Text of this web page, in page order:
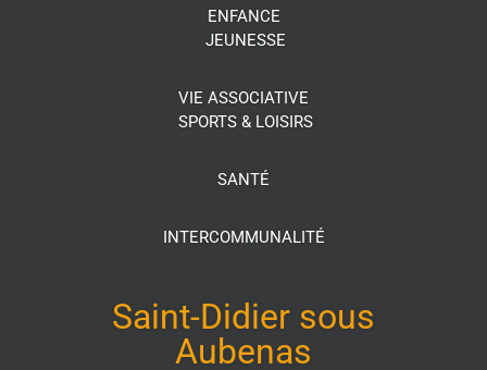
ENFANCE
JEUNESSE
VIE ASSOCIATIVE
SPORTS & LOISIRS
SANTÉ
INTERCOMMUNALITÉ
Saint-Didier sous
Aubenas